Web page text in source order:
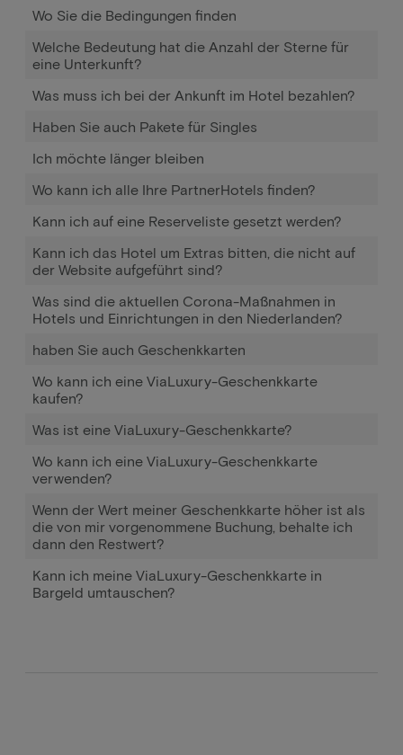
Wo Sie die Bedingungen finden
Welche Bedeutung hat die Anzahl der Sterne für
eine Unterkunft?
Was muss ich bei der Ankunft im Hotel bezahlen?
Haben Sie auch Pakete für Singles
Ich möchte länger bleiben
Wo kann ich alle Ihre PartnerHotels finden?
Kann ich auf eine Reserveliste gesetzt werden?
Kann ich das Hotel um Extras bitten, die nicht auf
der Website aufgeführt sind?
Was sind die aktuellen Corona-Maßnahmen in
Hotels und Einrichtungen in den Niederlanden?
haben Sie auch Geschenkkarten
Wo kann ich eine ViaLuxury-Geschenkkarte
kaufen?
Was ist eine ViaLuxury-Geschenkkarte?
Wo kann ich eine ViaLuxury-Geschenkkarte
verwenden?
Wenn der Wert meiner Geschenkkarte höher ist als
die von mir vorgenommene Buchung, behalte ich
dann den Restwert?
Kann ich meine ViaLuxury-Geschenkkarte in
Bargeld umtauschen?